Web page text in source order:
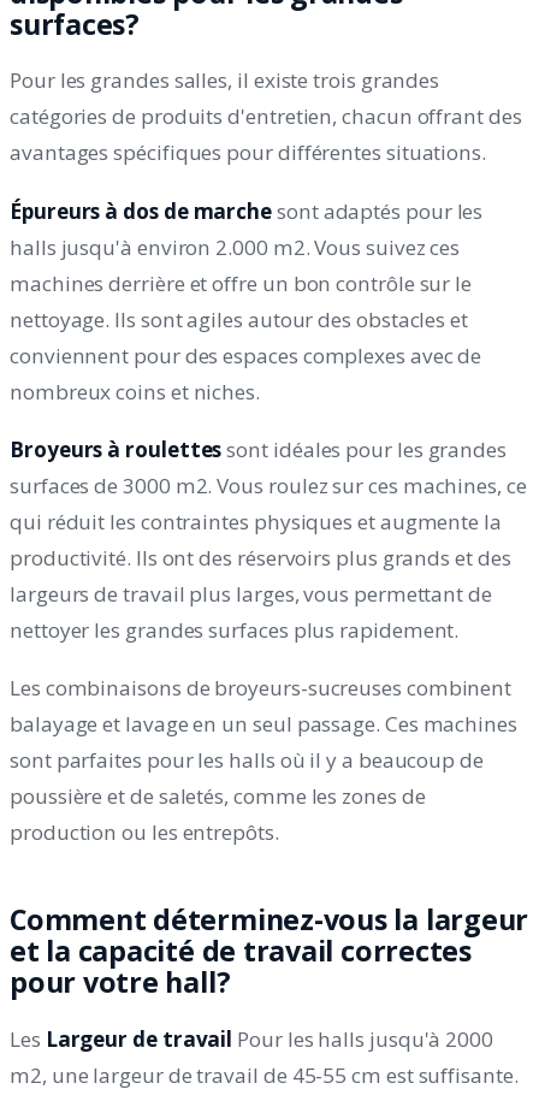
surfaces?
Pour les grandes salles, il existe trois grandes
catégories de produits d'entretien, chacun offrant des
avantages spécifiques pour différentes situations.
Épureurs à dos de marchesont adaptés pour les
halls jusqu'à environ 2.000 m2. Vous suivez ces
machines derrière et offre un bon contrôle sur le
nettoyage. Ils sont agiles autour des obstacles et
conviennent pour des espaces complexes avec de
nombreux coins et niches.
Broyeurs à roulettessont idéales pour les grandes
surfaces de 3000 m2. Vous roulez sur ces machines, ce
qui réduit les contraintes physiques et augmente la
productivité. Ils ont des réservoirs plus grands et des
largeurs de travail plus larges, vous permettant de
nettoyer les grandes surfaces plus rapidement.
Les combinaisons de broyeurs-sucreuses combinent
balayage et lavage en un seul passage. Ces machines
sont parfaites pour les halls où il y a beaucoup de
poussière et de saletés, comme les zones de
production ou les entrepôts.
Comment déterminez-vous la largeur
et la capacité de travail correctes
pour votre hall?
Les Largeur de travail Pour les halls jusqu'à 2000
m2, une largeur de travail de 45-55 cm est suffisante.